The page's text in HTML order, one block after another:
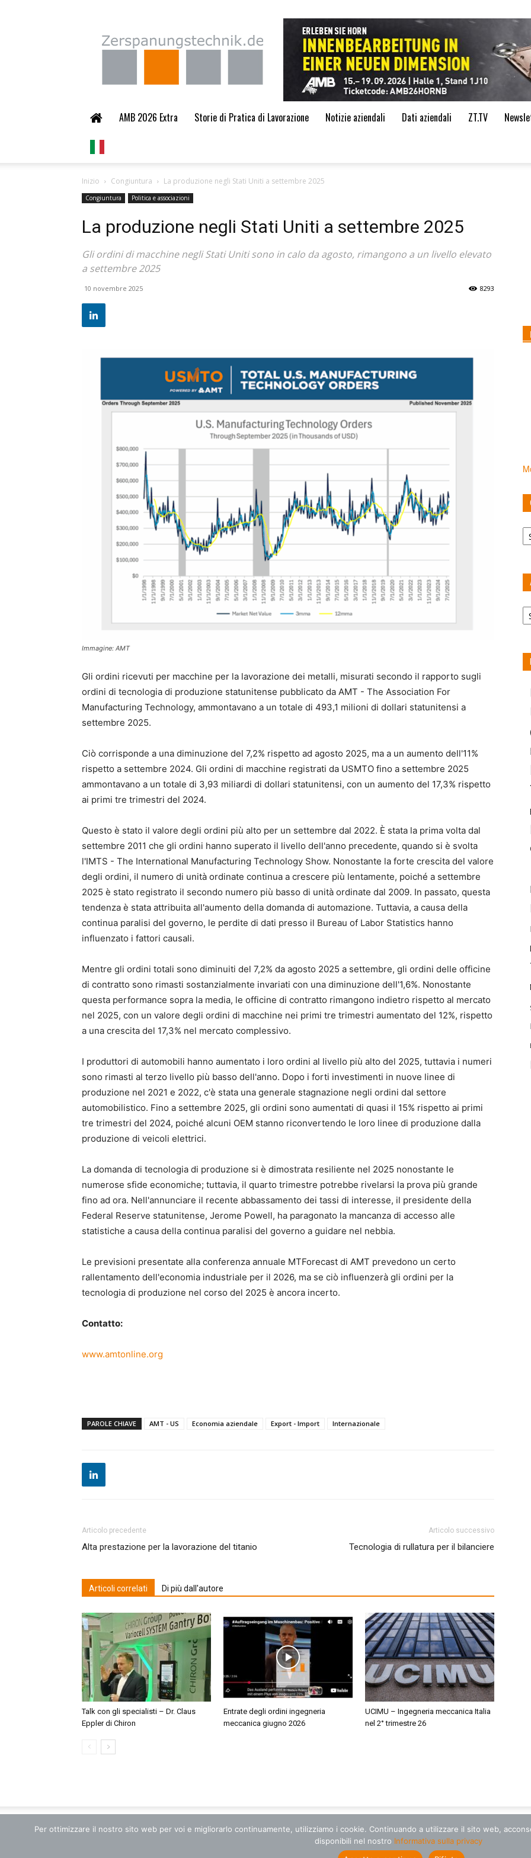
Zerspanungstechnik.de
AMB 2026 Extra Storie di Pratica di Lavorazione Notizie aziendali Dati aziendali ZT.TV
Inizio Congiuntura La produzione negli Stati Uniti a settembre 2025
Congiuntura Politica e associazioni
La produzione negli Stati Uniti a settembre 2025
Gli ordini di macchine negli Stati Uniti sono in calo da agosto, rimangono a un livello elevato
a settembre 2025
10 novembre 2025 8293
Immagine: AMT
Gli ordini ricevuti per macchine per la lavorazione dei metalli, misurati secondo il rapporto sugli
ordini di tecnologia di produzione statunitense pubblicato da AMT - The Association For
Manufacturing Technology, ammontavano a un totale di 493,1 milioni di dollari statunitensi a
settembre 2025.
Ciò corrisponde a una diminuzione del 7,2% rispetto ad agosto 2025, ma a un aumento dell'11%
rispetto a settembre 2024. Gli ordini di macchine registrati da USMTO fino a settembre 2025
ammontavano a un totale di 3,93 miliardi di dollari statunitensi, con un aumento del 17,3% rispetto
ai primi tre trimestri del 2024.
Questo è stato il valore degli ordini più alto per un settembre dal 2022. È stata la prima volta dal
settembre 2011 che gli ordini hanno superato il livello dell'anno precedente, quando si è svolta
l'IMTS - The International Manufacturing Technology Show. Nonostante la forte crescita del valore
degli ordini, il numero di unità ordinate continua a crescere più lentamente, poiché a settembre
2025 è stato registrato il secondo numero più basso di unità ordinate dal 2009. In passato, questa
tendenza è stata attribuita all'aumento della domanda di automazione. Tuttavia, a causa della
continua paralisi del governo, le perdite di dati presso il Bureau of Labor Statistics hanno
influenzato i fattori causali.
Mentre gli ordini totali sono diminuiti del 7,2% da agosto 2025 a settembre, gli ordini delle officine
di contratto sono rimasti sostanzialmente invariati con una diminuzione dell'1,6%. Nonostante
questa performance sopra la media, le officine di contratto rimangono indietro rispetto al mercato
nel 2025, con un valore degli ordini di macchine nei primi tre trimestri aumentato del 12%, rispetto
a una crescita del 17,3% nel mercato complessivo.
I produttori di automobili hanno aumentato i loro ordini al livello più alto del 2025, tuttavia i numeri
sono rimasti al terzo livello più basso dell'anno. Dopo i forti investimenti in nuove linee di
produzione nel 2021 e 2022, c'è stata una generale stagnazione negli ordini dal settore
automobilistico. Fino a settembre 2025, gli ordini sono aumentati di quasi il 15% rispetto ai primi
tre trimestri del 2024, poiché alcuni OEM stanno riconvertendo le loro linee di produzione dalla
produzione di veicoli elettrici.
La domanda di tecnologia di produzione si è dimostrata resiliente nel 2025 nonostante le
numerose sfide economiche; tuttavia, il quarto trimestre potrebbe rivelarsi la prova più grande
fino ad ora. Nell'annunciare il recente abbassamento dei tassi di interesse, il presidente della
Federal Reserve statunitense, Jerome Powell, ha paragonato la mancanza di accesso alle
statistiche a causa della continua paralisi del governo a guidare nel nebbia.
Le previsioni presentate alla conferenza annuale MTForecast di AMT prevedono un certo
rallentamento dell'economia industriale per il 2026, ma se ciò influenzerà gli ordini per la
tecnologia di produzione nel corso del 2025 è ancora incerto.
Contatto:
www.amtonline.org
PAROLE CHIAVE AMT - US Economia aziendale Export - Import Internazionale
Articolo precedente
Alta prestazione per la lavorazione del titanio
Articolo successivo
Tecnologia di rullatura per il bilanciere
Articoli correlati Di più dall'autore
Talk con gli specialisti – Dr. Claus
Eppler di Chiron
Entrate degli ordini ingegneria
meccanica giugno 2026
UCIMU – Ingegneria meccanica Italia
nel 2° trimestre 26
Per ottimizzare il nostro sito web per voi e migliorarlo continuamente, utilizziamo i cookie. Continuando a utilizzare il sito web,
disponibili nel nostro Informativa sulla privacy